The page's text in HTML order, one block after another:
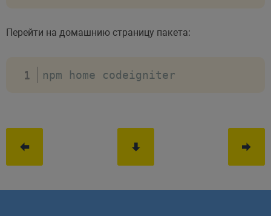
Перейти на домашнию страницу пакета:
npm home codeigniter